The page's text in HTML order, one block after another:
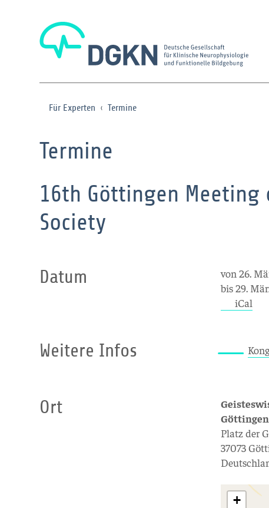
Für Experten Termine
Termine
16th Göttingen Meeting
Society
Datum
von 26.
bis 29.
iCal
Weitere Infos
Ort
Göttingen
Platz der
37073
+